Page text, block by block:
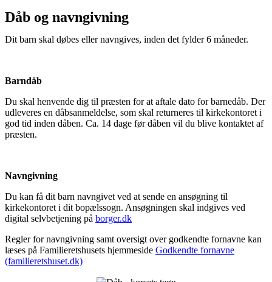
Dåb og navngivning
Dit barn skal døbes eller navngives, inden det fylder 6 måneder.
Barndåb
Du skal henvende dig til præsten for at aftale dato for barnedåb. Der
udleveres en dåbsanmeldelse, som skal returneres til kirkekontoret i
god tid inden dåben. Ca. 14 dage før dåben vil du blive kontaktet af
præsten.
Navngivning
Du kan få dit barn navngivet ved at sende en ansøgning til
kirkekontoret i dit bopælssogn. Ansøgningen skal indgives ved
digital selvbetjening på borger.dk
Regler for navngivning samt oversigt over godkendte fornavne kan
læses på Familieretshusets hjemmeside Godkendte fornavne
(familieretshuset.dk)